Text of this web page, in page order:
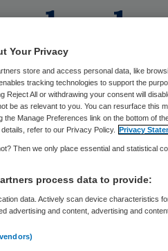
mede
Redactie 29 mei 2026 ,12:54
Your Privacy
store and access personal data, like
tracking technologies to support the
Reject All or withdrawing your consent will
be as relevant to you. You can resurface this
the Manage Preferences link on the bottom of
refer to our Privacy Policy. Privacy
Then we only place essential and statistical
process data to provide:
data. Actively scan device characteristics
advertising and content, advertising and